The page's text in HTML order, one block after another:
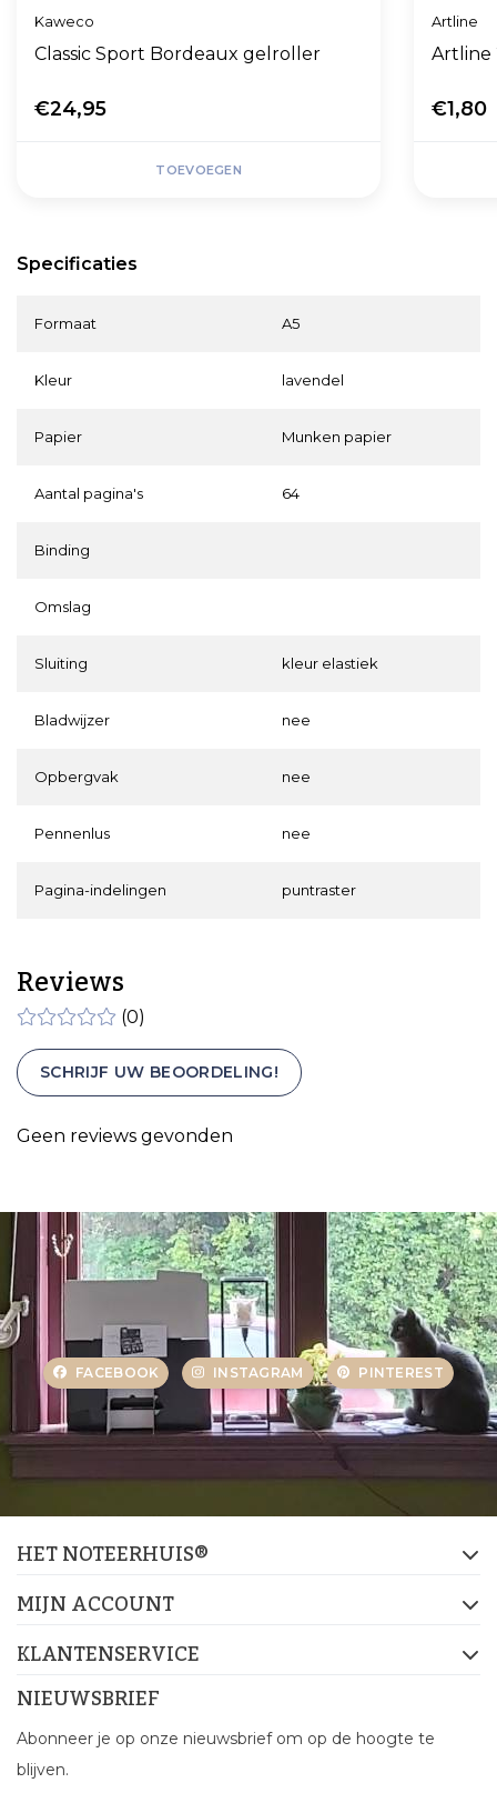
Specificaties
Formaat A5
Kleur lavendel
Papier Munken papier
Aantal pagina's 64
Binding
Omslag
Sluiting kleur elastiek
Bladwijzer nee
Opbergvak nee
Pennenlus nee
Pagina-indelingen puntraster
Kaweco
Classic Sport Bordeaux gelroller
€24,95
TOEVOEGEN
Artline
Artline
€1,80
Reviews
(0)
SCHRIJF UW BEOORDELING!
Geen reviews gevonden
FACEBOOK INSTAGRAM PINTEREST
HET NOTEERHUIS®
MIJN ACCOUNT
KLANTENSERVICE
NIEUWSBRIEF
Abonneer je op onze nieuwsbrief om op de hoogte te
blijven.